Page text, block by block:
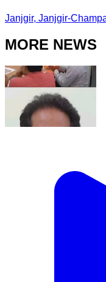
Janjgir, Janjgir-
MORE NEWS